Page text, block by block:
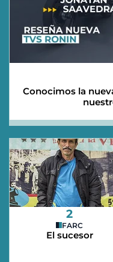
Conocimos la
2
FARC
El sucesor